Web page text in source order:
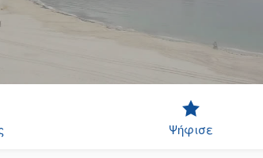
Ψήφισε